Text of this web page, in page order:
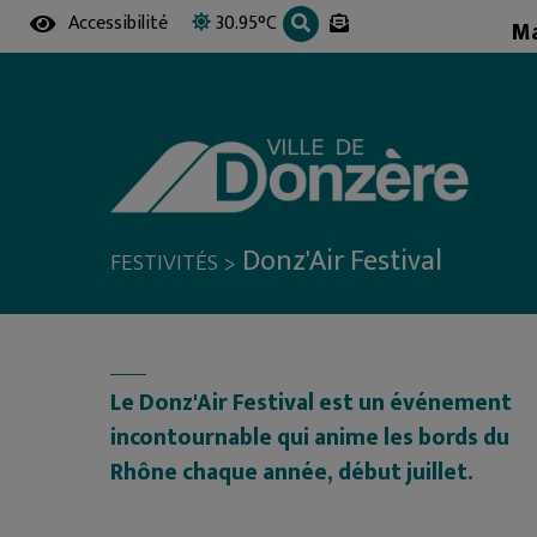
Accessibilité 30.95°C
DEMANDE DE CNI / PASSEPORT
ÉTAT CIVIL
PORTAIL FAMILLE
RECENSEMENT MILITAIRE
CONTACTER UN ÉLU
EMPLOI / STAGE EN MAIRIE
PORTAIL FAMILLE
OCCUPATION DU DOMAINE PUBLIC
NOUVEAUX DONZÉROIS
RÉSERVATION DE SALLES
BOÎTES À IDÉES
FESTIVITÉS > Donz'Air Festival
Le Donz'Air Festival est un événement
incontournable qui anime les bords du
Rhône chaque année, début juillet.